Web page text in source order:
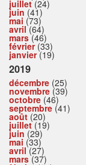
juillet(24)
juin (41)
mai (73)
avril(64)
mars(46)
février(33)
janvier(19)
2019
décembre (25)
novembre (39)
octobre (46)
septembre (41)
août (20)
juillet(19)
juin (29)
mai (33)
avril(27)
mars(37)